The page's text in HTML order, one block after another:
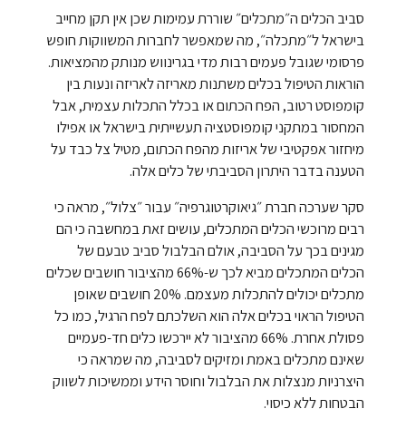
סביב הכלים ה״מתכלים״ שוררת עמימות שכן אין תקן מחייב
בישראל ל״מתכלה״, מה שמאפשר לחברות המשווקות חופש
פרסומי שגובל פעמים רבות מדי בגרינווש מנותק מהמציאות.
הוראות הטיפול בכלים משתנות מאריזה לאריזה ונעות בין
קומפוסט רטוב, הפח הכתום או בכלל התכלות עצמית, אבל
המחסור במתקני קומפוסטציה תעשייתית בישראל או אפילו
מיחזור אפקטיבי של אריזות מהפח הכתום, מטיל צל כבד על
הטענה בדבר היתרון הסביבתי של כלים אלה.
סקר שערכה חברת ״גיאוקרטוגרפיה״ עבור ״צלול״, מראה כי
רבים מרוכשי הכלים המתכלים, עושים זאת במחשבה כי הם
מגינים בכך על הסביבה, אולם הבלבול סביב טבעם של
הכלים המתכלים מביא לכך ש-66% מהציבור חושבים שכלים
מתכלים יכולים להתכלות מעצמם. 20% חושבים שאופן
הטיפול הראוי בכלים אלה הוא השלכתם לפח הרגיל, כמו כל
פסולת אחרת. 66% מהציבור לא יירכשו כלים חד-פעמיים
שאינם מתכלים באמת ומזיקים לסביבה, מה שמראה כי
היצרניות מנצלות את הבלבול וחוסר הידע וממשיכות לשווק
הבטחות ללא כיסוי.